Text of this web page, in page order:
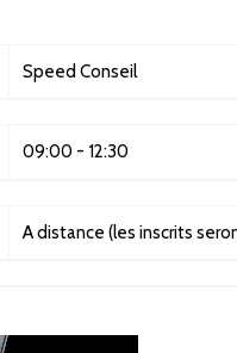
Speed Conseil
09:00 - 12:30
A distance (les inscrits